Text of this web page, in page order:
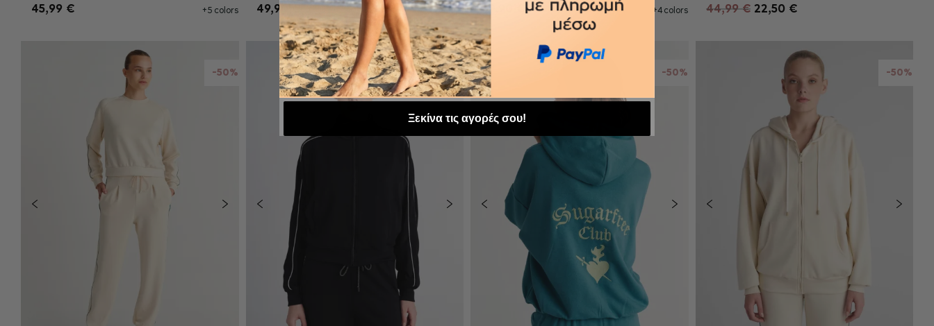
XL
ΠΡΟΣΘΉΚΗ ΣΤΟ ΚΑΛΆΘΙ
45,99 € +5 colors XL XXL
ΠΡΟΣΘΉΚΗ ΣΤΟ ΚΑΛΆΘΙ
49,90 € +4 colors XXL
ΠΡΟΣΘΉΚΗ ΣΤΟ ΚΑΛΆΘΙ
49,90 € +4 colors ΠΡΟΣΘΉΚΗ ΣΤΟ ΚΑΛΆΘΙ
44,99 € 22,50 €
-50% -50% -50% -50%
Ξεκίνα τις αγορές σου!